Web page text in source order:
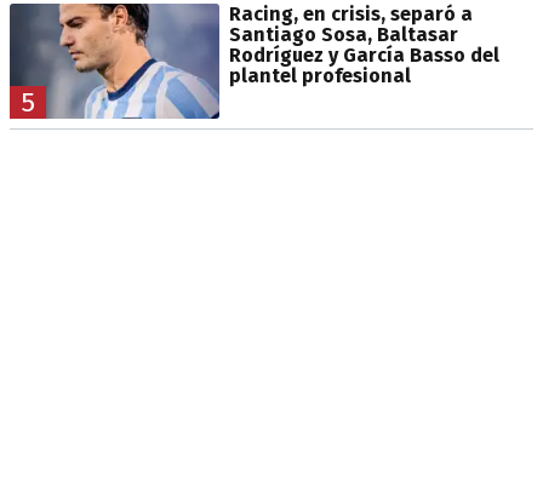
5
Racing, en crisis, separó a
Santiago Sosa, Baltasar
Rodríguez y García Basso del
plantel profesional